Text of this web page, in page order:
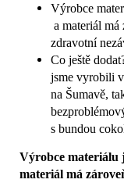
Výrobce
a materiál
zdravotní
Co ještě
jsme vyrobili
na Šumavě,
s bundou
Výrobce materiálu
materiál má